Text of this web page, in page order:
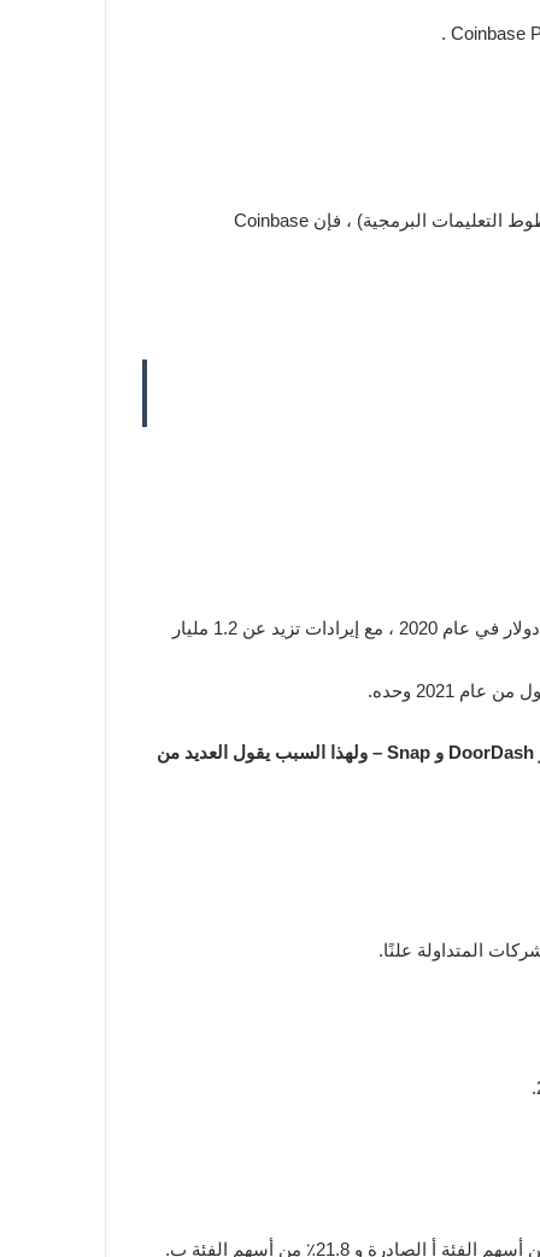
، حيث لا يتم الاحتفاظ بالعملات المشفرة الخاصة بك أو تحريكها إلا من خلال البروتوكولات (أي خطوط التعليمات البرمجية) ، فإن Coinbase
عندما قدمت Coinbase نموذج S-1 في البداية إلى لجنة الأوراق المالية والبورصات ، قالت إنها حصلت على ربح قدره 322 مليون دولار في عام 2020 ، مع إيرادات تزيد عن 1.2 مليار
تحقق أداءً أفضل من الكثير من شركات التكنولوجيا أحادية القرن مثل Uber و Lyft و DoorDash و Snap – ولهذا السبب يقول العديد من
المتداولة علنًا.